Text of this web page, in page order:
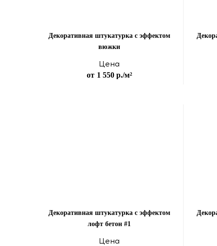
Декоративная штукатурка с эффектом
вюжки
Цена
от 1 550 р./м²
Декоративная штукатурка с эффектом
лофт бетон #1
Цена